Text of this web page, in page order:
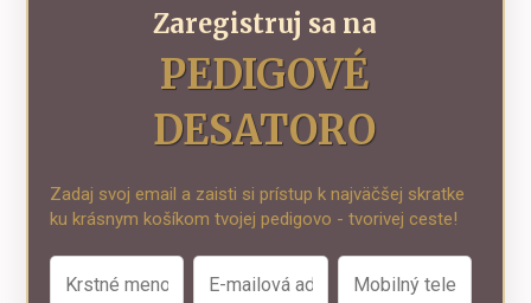
Zaregistruj sa na
PEDIGOVÉ
DESATORO
Zadaj svoj email a zaisti si prístup k najväčšej skratke
ku krásnym košíkom tvojej pedigovo - tvorivej ceste!